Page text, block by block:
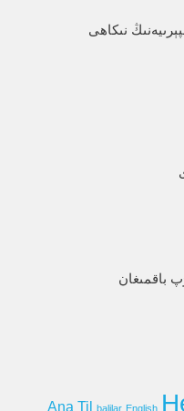
نىكاھى
باقمىغان
Ana Til balilar English